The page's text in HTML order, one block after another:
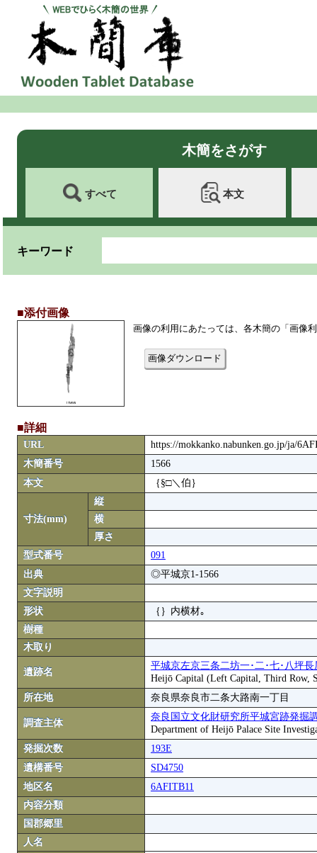
木簡をさがす
すべて 本文
キーワード
■添付画像
画像の利用にあたっては、各木簡の「画像
画像ダウンロード
■詳細
URL
https://mokkanko.nabunken.go.jp/ja/
木簡番号
1566
本文
｛§□＼伯｝
寸法(mm)
縦
横
厚さ
型式番号
091
出典
◎平城京1-1566
文字説明
形状
｛｝内横材｡
樹種
木取り
遺跡名
平城京左京三条二坊一･二･七･八坪長
Heijō Capital (Left Capital, Third Row,
所在地
奈良県奈良市二条大路南一丁目
調査主体
奈良国立文化財研究所平城宮跡発掘
Department of Heijō Palace Site
発掘次数
193E
遺構番号
SD4750
地区名
6AFITB11
内容分類
国郡郷里
人名